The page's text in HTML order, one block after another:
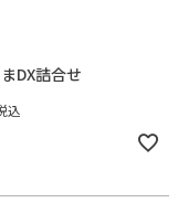
DX詰合せ
込